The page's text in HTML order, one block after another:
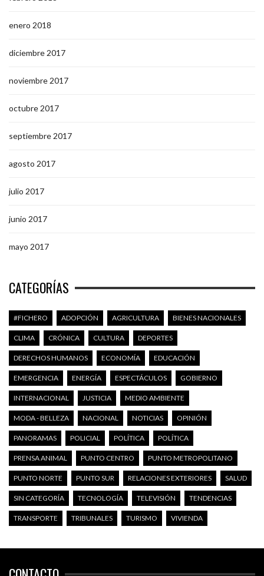
enero 2018
diciembre 2017
noviembre 2017
octubre 2017
septiembre 2017
agosto 2017
julio 2017
junio 2017
mayo 2017
CATEGORÍAS
#FICHERO ADOPCIÓN AGRICULTURA BIENES NACIONALES
CLIMA CRÓNICA CULTURA DEPORTES
DERECHOS HUMANOS ECONOMÍA EDUCACIÓN
EMERGENCIA ENERGÍA ESPECTÁCULOS GOBIERNO
INTERNACIONAL JUSTICIA MEDIO AMBIENTE
MODA - BELLEZA NACIONAL NOTICIAS OPINIÓN
PANORAMAS POLICIAL POLÍTICA POLÍTICA
PRENSA ANIMAL PUNTO CENTRO PUNTO METROPOLITANO
PUNTO NORTE PUNTO SUR RELACIONES EXTERIORES SALUD
SIN CATEGORÍA TECNOLOGÍA TELEVISIÓN TENDENCIAS
TRANSPORTE TRIBUNALES TURISMO VIVIENDA